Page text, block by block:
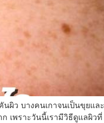
ผิว บางคนเกาจนเป็นขุยและ
เพราะวันนี้เรามีวิธีดูแลผิวที่